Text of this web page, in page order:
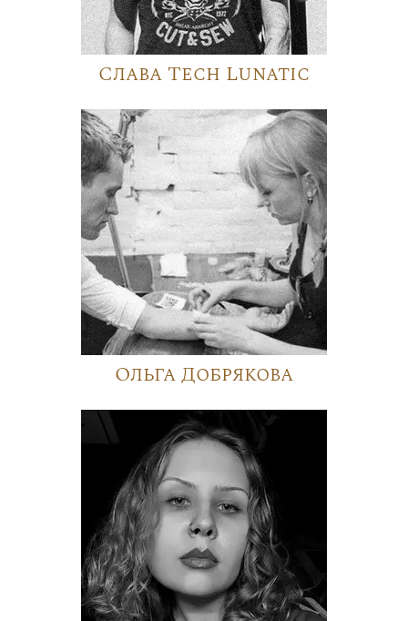
Слава Tech Lunatic
Ольга Добрякова